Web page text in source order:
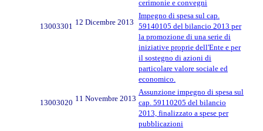
cerimonie e convegni
13003301 12 Dicembre 2013
Impegno di spesa sul cap.
59140105 del bilancio 2013 per
la promozione di una serie di
iniziative proprie dell'Ente e per
il sostegno di azioni di
particolare valore sociale ed
economico.
13003020 11 Novembre 2013
Assunzione impegno di spesa sul
cap. 59110205 del bilancio
2013, finalizzato a spese per
pubblicazioni